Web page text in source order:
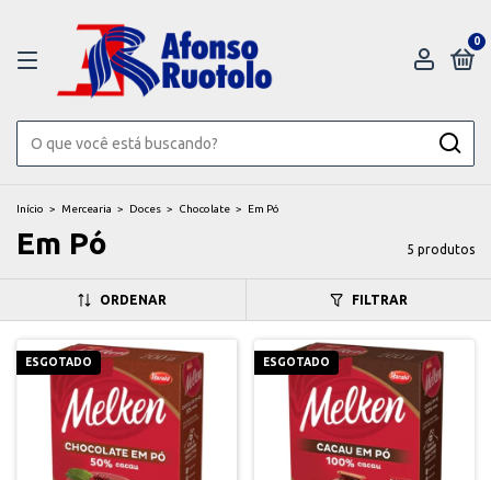
0
Início > Mercearia > Doces > Chocolate > Em Pó
Em Pó 5 produtos
ORDENAR FILTRAR
ESGOTADO ESGOTADO